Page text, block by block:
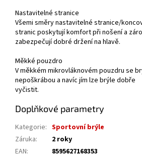
Nastavitelné stranice
Všemi směry nastavitelné stranice/
stranic poskytují komfort při nošení a
zabezpečují dobré držení na hlavě.
Měkké pouzdro
V měkkém mikrovláknovém pouzdru se
nepoškrábou a navíc jím lze brýle dobře
vyčistit.
Doplňkové parametry
Kategorie: Sportovní brýle
Záruka:
2 roky
EAN: 8595627168353